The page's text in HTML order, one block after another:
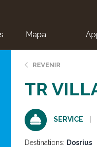
Mapa
REVENIR
TR
SERVICE
Destinations: Dosrius